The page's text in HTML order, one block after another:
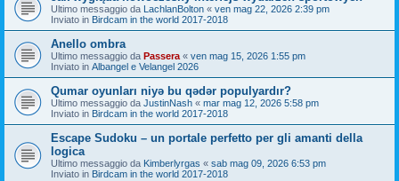
Ultimo messaggio da LachlanBolton « ven mag 22, 2026 2:39 pm
Inviato in Birdcam in the world 2017-2018
Anello ombra
Ultimo messaggio da Passera « ven mag 15, 2026 1:55 pm
Inviato in Albangel e Velangel 2026
Qumar oyunları niyə bu qədər populyardır?
Ultimo messaggio da JustinNash « mar mag 12, 2026 5:58 pm
Inviato in Birdcam in the world 2017-2018
Escape Sudoku – un portale perfetto per gli amanti della
logica
Ultimo messaggio da Kimberlyrgas « sab mag 09, 2026 6:53 pm
Inviato in Birdcam in the world 2017-2018